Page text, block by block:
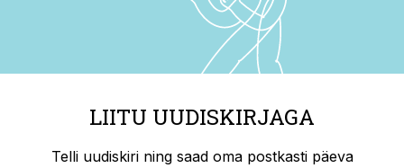
LIITU UUDISKIRJAGA
Telli uudiskiri ning saad oma postkasti päeva